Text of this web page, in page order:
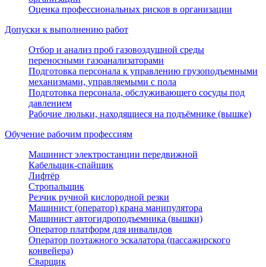
Оценка профессиональных рисков в организации
Допуски к выполнению работ
Отбор и анализ проб газовоздушной среды
переносными газоанализаторами
Подготовка персонала к управлению грузоподъемными
механизмами, управляемыми с пола
Подготовка персонала, обслуживающего сосуды под
давлением
Рабочие люльки, находящиеся на подъёмнике (вышке)
Обучение рабочим профессиям
Машинист электростанции передвижной
Кабельщик-спайщик
Лифтёр
Стропальщик
Резчик ручной кислородной резки
Машинист (оператор) крана манипулятора
Машинист автогидроподъемника (вышки)
Оператор платформ для инвалидов
Оператор поэтажного эскалатора (пассажирского
конвейера)
Сварщик